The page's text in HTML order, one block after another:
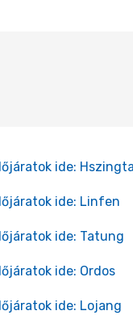
ide:
ide: Linfen
ide: Tatung
ide: Ordos
ide: Lojang